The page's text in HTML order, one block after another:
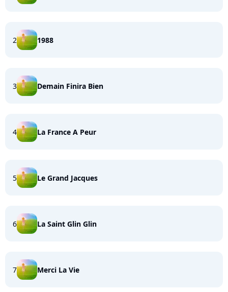
2 1988
3 Demain Finira Bien
4 La France A Peur
5 Le Grand Jacques
6 La Saint Glin Glin
7 Merci La Vie